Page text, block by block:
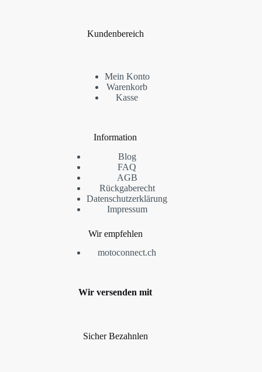
Kundenbereich
Mein Konto
Warenkorb
Kasse
Information
Blog
FAQ
AGB
Rückgaberecht
Datenschutzerklärung
Impressum
Wir empfehlen
motoconnect.ch
Wir versenden mit
Sicher Bezahnlen